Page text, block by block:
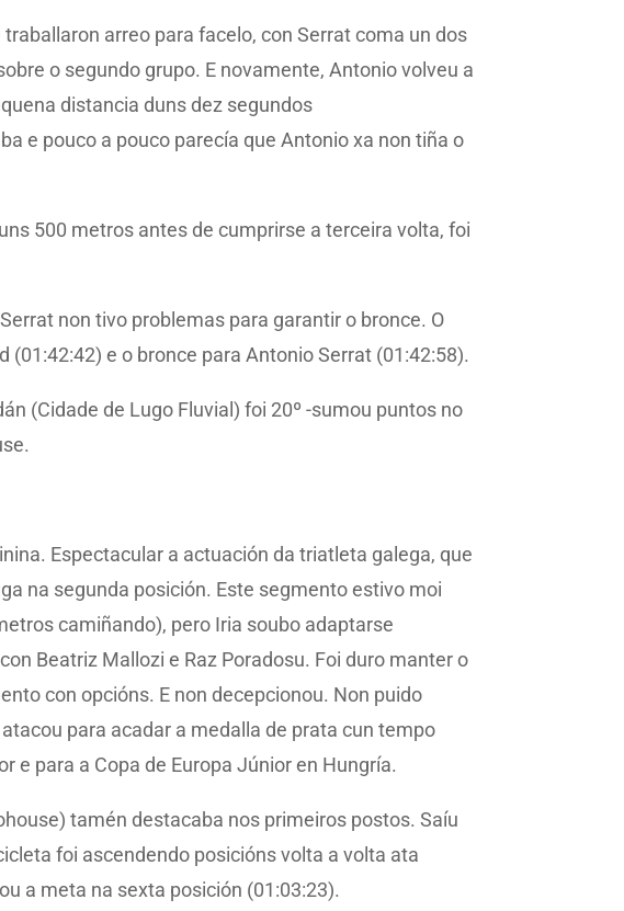
arreo para facelo, con Serrat coma un dos
o segundo grupo. E novamente, Antonio volveu a
distancia duns dez segundos
e pouco a pouco parecía que Antonio xa non tiña o
500 metros antes de cumprirse a terceira volta, foi
non tivo problemas para garantir o bronce. O
e o bronce para Antonio Serrat (01:42:58).
(Cidade de Lugo Fluvial) foi 20º -sumou puntos no
Espectacular a actuación da triatleta galega, que
na segunda posición. Este segmento estivo moi
camiñando), pero Iria soubo adaptarse
Beatriz Mallozi e Raz Poradosu. Foi duro manter o
con opcións. E non decepcionou. Non puido
para acadar a medalla de prata cun tempo
e para a Copa de Europa Júnior en Hungría.
tamén destacaba nos primeiros postos. Saíu
foi ascendendo posicións volta a volta ata
a meta na sexta posición (01:03:23).